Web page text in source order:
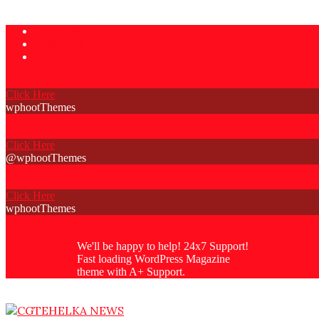
Skip
content
Click Here
wphootThemes
Click Here
@wphootThemes
Click Here
wphootThemes
We'll be happy to help! 24x7 Support!
Fast loading WordPress Magazine
theme with A+ Support.